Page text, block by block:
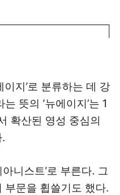
지’로 분류하는 데 강
뜻의 ‘뉴에이지’는 1
확산된 영성 중심의
니스트’로 부른다. 그
부문을 휩쓸기도 했다.